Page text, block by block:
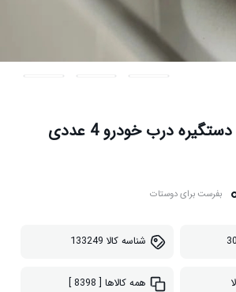
درب خودرو 4 عددی
بفرست برای دوستات
شناسه کالا 133249
همه کالاها [ 8398 ]